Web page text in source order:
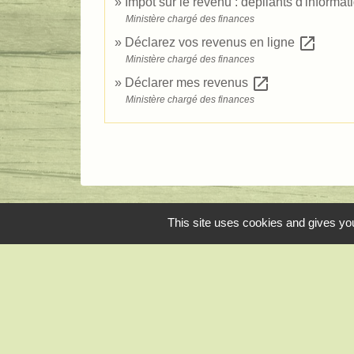
Ministère chargé des finances
Déclarez vos revenus en ligne open_in_new
Ministère chargé des finances
Déclarer mes revenus open_in_new
Ministère chargé des finances
This site uses cookies and gives